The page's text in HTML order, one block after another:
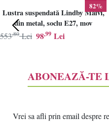
82%
Lustra suspendată Lindby Maivi,
din metal, soclu E27, mov
98,99 Lei
553,80 Lei
ABONEAZĂ-TE
Vrei sa afli prin email despre